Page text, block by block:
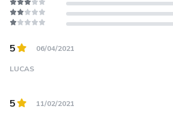
5 06/04/2021
LUCAS
5 11/02/2021